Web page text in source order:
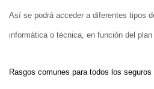
Así se podrá acceder a diferentes tipos
informática o técnica, en función del
Rasgos comunes para todos los